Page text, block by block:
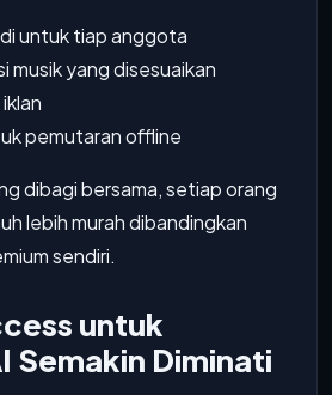
untuk tiap anggota
musik yang disesuaikan
pemutaran offline
dibagi bersama, setiap orang
lebih murah dibandingkan
sendiri.
untuk
Semakin Diminati